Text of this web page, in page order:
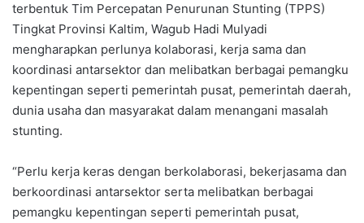
terbentuk Tim Percepatan Penurunan Stunting (TPPS)
Tingkat Provinsi Kaltim, Wagub Hadi Mulyadi
mengharapkan perlunya kolaborasi, kerja sama dan
koordinasi antarsektor dan melibatkan berbagai pemangku
kepentingan seperti pemerintah pusat, pemerintah daerah,
dunia usaha dan masyarakat dalam menangani masalah
stunting.
“Perlu kerja keras dengan berkolaborasi, bekerjasama dan
berkoordinasi antarsektor serta melibatkan berbagai
pemangku kepentingan seperti pemerintah pusat,